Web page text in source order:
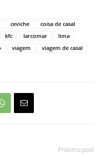
ceviche
coisa de casal
kfc larcomar
lima
viagem
viagem de casal
Próximo post